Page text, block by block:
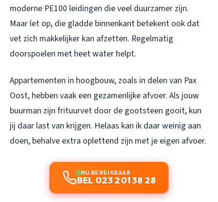
moderne PE100 leidingen die veel duurzamer zijn.
Maar let op, die gladde binnenkant betekent ook dat
vet zich makkelijker kan afzetten. Regelmatig
doorspoelen met heet water helpt.
Appartementen in hoogbouw, zoals in delen van Pax
Oost, hebben vaak een gezamenlijke afvoer. Als jouw
buurman zijn frituurvet door de gootsteen gooit, kun
jij daar last van krijgen. Helaas kan ik daar weinig aan
doen, behalve extra oplettend zijn met je eigen afvoer.
NU BEREIKBAAR
BEL 023 201 38 28